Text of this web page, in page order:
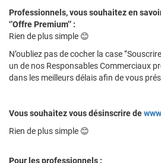
Professionnels, vous souhaitez en
‘’Offre Premium’’ :
Rien de plus simple 😊
N’oubliez pas de cocher la case
un de nos Responsables Commerciaux
dans les meilleurs délais afin de vous
Vous souhaitez vous désinscrire de
Rien de plus simple 😊
Pour les professionnels :